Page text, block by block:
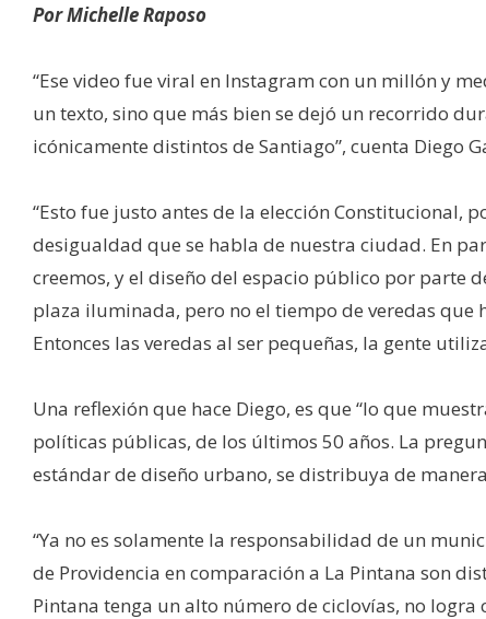
Por Michelle Raposo
“Ese video fue viral en Instagram con un millón y
un texto, sino que más bien se dejó un recorrido
icónicamente distintos de Santiago”, cuenta Diego
“Esto fue justo antes de la elección Constitucional,
desigualdad que se habla de nuestra ciudad. En
creemos, y el diseño del espacio público por parte
plaza iluminada, pero no el tiempo de veredas que
Entonces las veredas al ser pequeñas, la gente
Una reflexión que hace Diego, es que “lo que
políticas públicas, de los últimos 50 años. La
estándar de diseño urbano, se distribuya de
“Ya no es solamente la responsabilidad de un
de Providencia en comparación a La Pintana son
Pintana tenga un alto número de ciclovías, no